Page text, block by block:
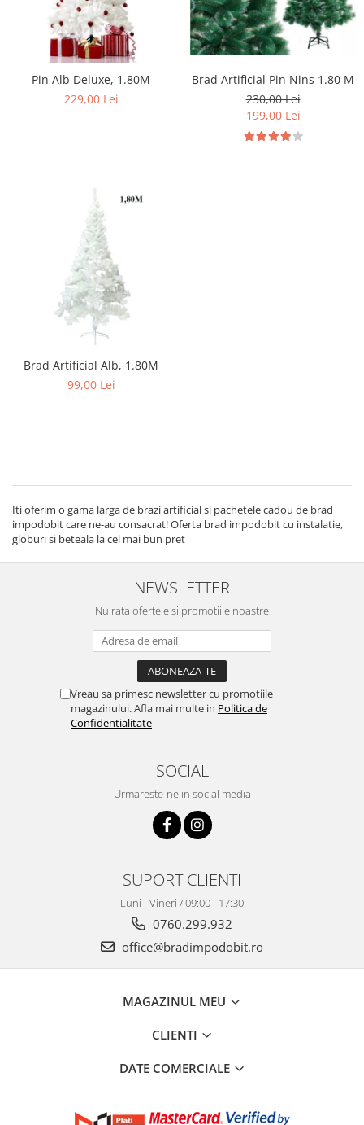
Pin Alb Deluxe, 1.80M
229,00 Lei
Brad Artificial Pin Nins 1.80 M
230,00 Lei
199,00 Lei
Brad Artificial Alb, 1.80M
99,00 Lei
Iti oferim o gama larga de brazi artificial si pachetele cadou de brad
impodobit care ne-au consacrat! Oferta brad impodobit cu instalatie,
globuri si beteala la cel mai bun pret
NEWSLETTER
Nu rata ofertele si promotiile noastre
Vreau sa primesc newsletter cu promotiile
magazinului. Afla mai multe in Politica de
Confidentialitate
SOCIAL
Urmareste-ne in social media
SUPORT CLIENTI
Luni - Vineri / 09:00 - 17:30
0760.299.932
office@bradimpodobit.ro
MAGAZINUL MEU
CLIENTI
DATE COMERCIALE